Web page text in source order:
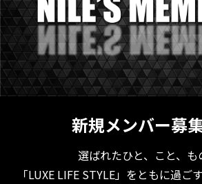
新規メンバー募
選ばれたひと、こと、も
「LUXE LIFE STYLE」をともに過ご